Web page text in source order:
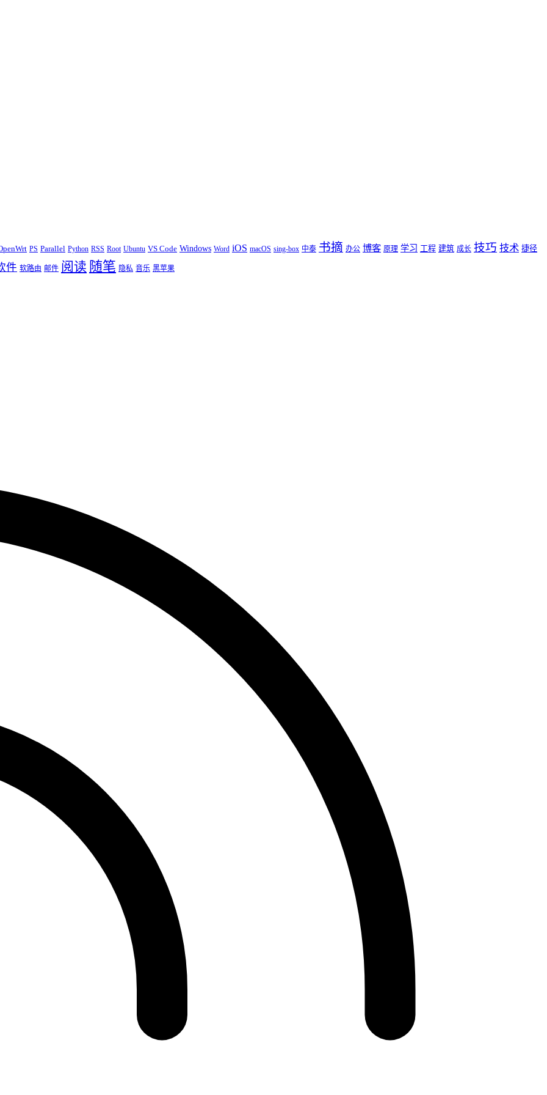
PS Parallel Python RSS Root Ubuntu VS Code Windows Word iOS macOS sing-box 中泰 书摘 办公 博客 原理 学习 工程 建筑 成长 技巧 技术 捷径
件 软路由 邮件 阅读 随笔 隐私 音乐 黑苹果